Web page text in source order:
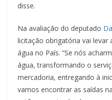
disse.
Na avaliação do deputado
licitação obrigatória vai levar
água no País. “Se nós
água, transformando o
mercadoria, entregando à
vamos encontrar as saídas